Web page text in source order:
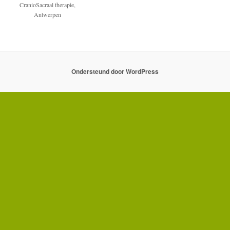
CranioSacraal therapie,
Antwerpen
Ondersteund door WordPress